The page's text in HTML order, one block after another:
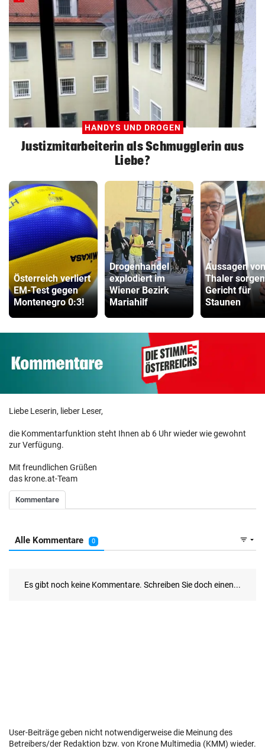
HANDYS UND DROGEN
Justizmitarbeiterin als Schmugglerin aus
Liebe?
Österreich verliert
EM-Test gegen
Montenegro 0:3!
Drogenhandel
explodiert im
Wiener Bezirk
Mariahilf
Aussagen von
Thaler
Gericht für
Staunen
Liebe Leserin, lieber Leser,
die Kommentarfunktion steht Ihnen ab 6 Uhr wieder wie gewohnt
zur Verfügung.
Mit freundlichen Grüßen
das krone.at-Team
User-Beiträge geben nicht notwendigerweise die Meinung des
Betreibers/der Redaktion bzw. von Krone Multimedia (KMM) wieder.